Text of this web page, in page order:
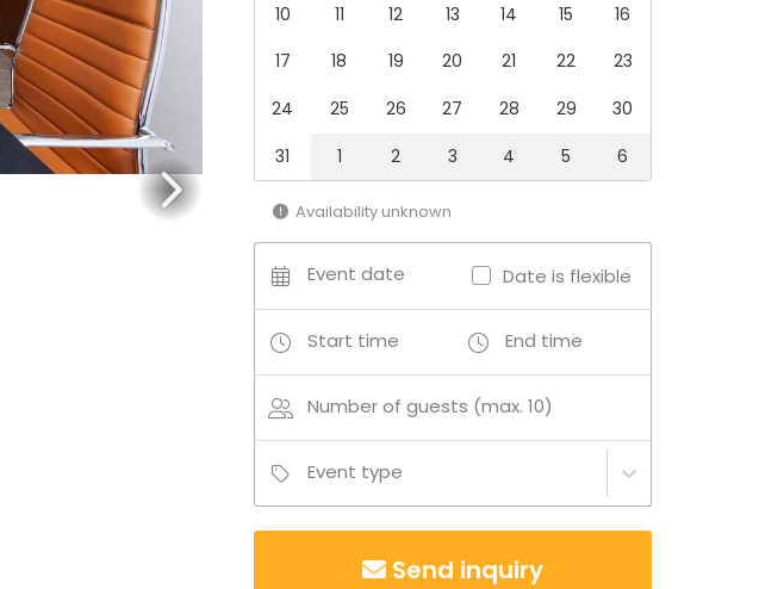
10
11 12 13 14 15
16
17
18 19 20 21 22
23
24
25 26 27 28 29
30
31
1 2 3 4 5 6
Availability unknown
Event date Date is flexible
Start time End time
Number of guests (max. 10)
Event type
Send inquiry